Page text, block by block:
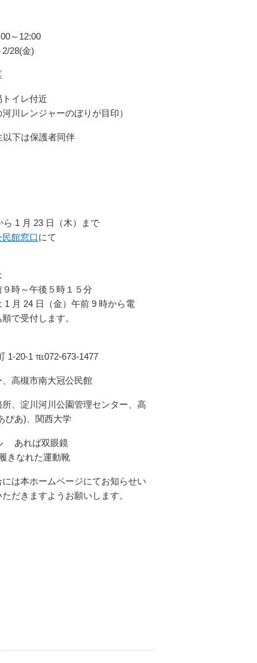
～12:00
28(金)
イレ付近
ジャーのぼりが目印）
下は保護者同伴
1 月 23 日（木）まで
館窓口にて
時～午後５時１５分
月 24 日（金）午前 9 時から電
で受付します。
1-20-1 ℡072-673-1477
高槻市南大冠公民館
、淀川河川公園管理センター、高
ぴあ)、関西大学
あれば双眼鏡
きなれた運動靴
は本ホームページにてお知らせい
だきますようお願いします。